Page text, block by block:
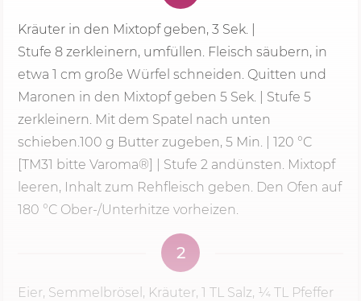
Kräuter in den Mixtopf geben, 3 Sek.
Stufe 8 zerkleinern, umfüllen. Fleisch säubern, in
etwa 1 cm große Würfel schneiden. Quitten und
Maronen in den Mixtopf geben 5 Sek. | Stufe 5
zerkleinern. Mit dem Spatel nach unten
schieben. 100 g Butter zugeben, 5 Min.
120 °C
[TM31 bitte Varoma®] | Stufe 2 andünsten. Mixtopf
leeren, Inhalt zum Rehfleisch geben. Den Ofen auf
180 °C Ober-/Unterhitze vorheizen.
2
Eier, Semmelbrösel, Kräuter, 1 TL Salz, ¼ TL Pfeffer